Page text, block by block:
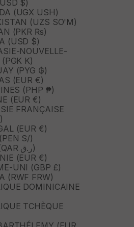
$)
(UGX USH)
(UZS SO'M)
(PKR ₨)
(USD $)
NOUVELLE-
K)
(PYG ₲)
(EUR €)
(PHP ₱)
(EUR €)
FRANÇAISE
(EUR €)
S/)
QATAR (QAR ر.ق)
(EUR €)
UNI (GBP £)
(RWF FRW)
DOMINICAINE
TCHÈQUE